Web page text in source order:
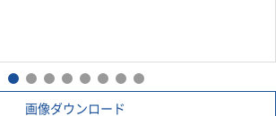
画像ダウンロード